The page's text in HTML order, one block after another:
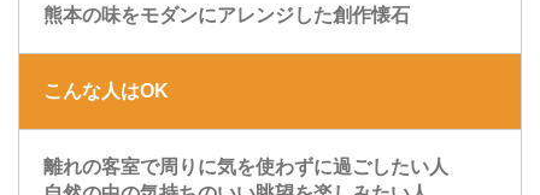
熊本の味をモダンにアレンジした創作懐石
こんな人はOK
離れの客室で周りに気を使わずに過ごしたい人